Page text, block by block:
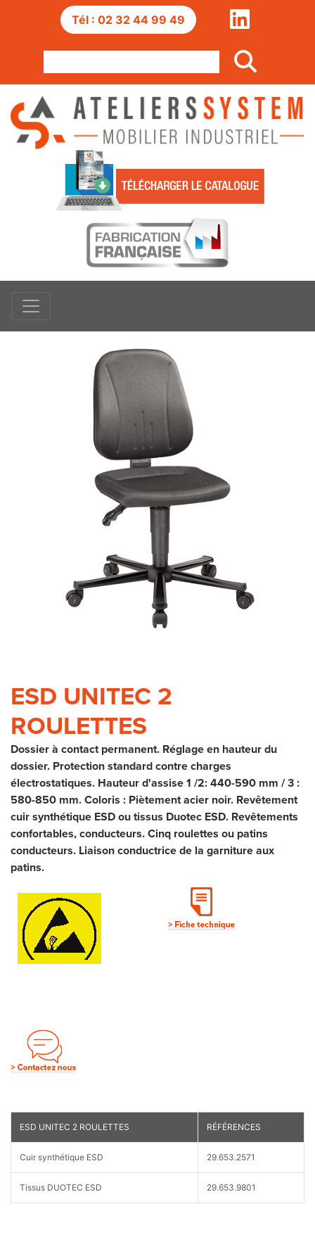
Tél : 02 32 44 99 49
ESD UNITEC 2
ROULETTES
Dossier à contact permanent. Réglage en hauteur du
dossier. Protection standard contre charges
électrostatiques. Hauteur d'assise 1 /2: 440-590 mm / 3 :
580-850 mm. Coloris : Piètement acier noir. Revêtement
cuir synthétique ESD ou tissus Duotec ESD. Revêtements
confortables, conducteurs. Cinq roulettes ou patins
conducteurs. Liaison conductrice de la garniture aux
patins.
ESD UNITEC 2 ROULETTES RÉFÉRENCES
Cuir synthétique ESD 29.653.2571
Tissus DUOTEC ESD 29.653.9801